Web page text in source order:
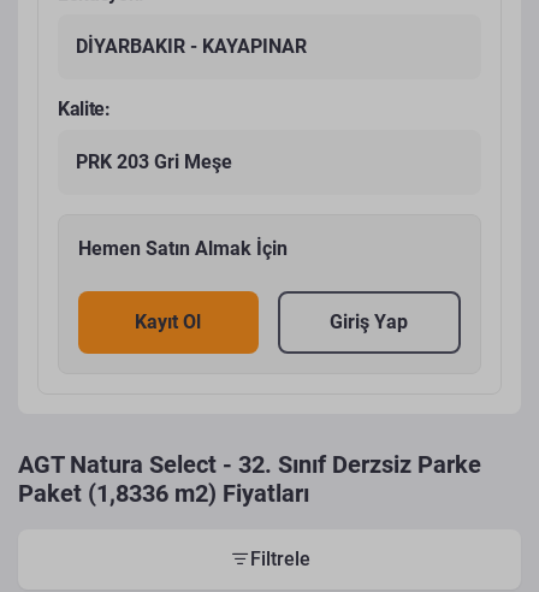
DİYARBAKIR - KAYAPINAR
Kalite:
PRK 203 Gri Meşe
Hemen Satın Almak İçin
Kayıt Ol Giriş Yap
AGT Natura Select - 32. Sınıf Derzsiz Parke
Paket (1,8336 m2) Fiyatları
Filtrele